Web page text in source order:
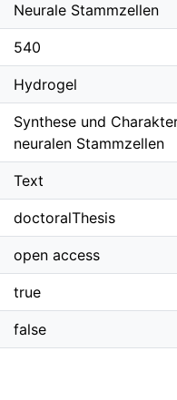
Neurale Stammzellen
540
Hydrogel
Synthese und
neuralen Stammzellen
Text
doctoralThesis
open access
true
false